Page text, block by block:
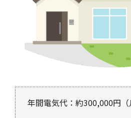
年間電気代：約300,000円（